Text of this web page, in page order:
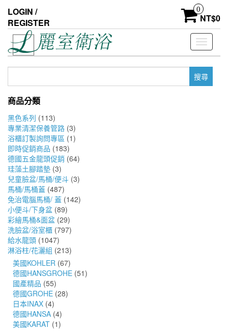
the
content
LOGIN /
REGISTER
0
NT$0
Toggle
鍵
商品分類
黑色系列 (113)
專業清潔保養管路 (3)
浴櫃訂製詢問專區 (1)
即時促銷商品 (183)
德國五金龍頭促銷 (64)
珪藻土腳踏墊 (3)
兒童臉盆/馬桶/便斗 (3)
馬桶/馬桶蓋 (487)
免治電腦馬桶/ 蓋 (142)
小便斗/下身盆 (89)
彩繪馬桶&面盆 (29)
洗臉盆/浴室櫃 (797)
給水龍頭 (1047)
淋浴柱/花灑組 (213)
美國KOHLER (67)
德國HANSGROHE (51)
國產精品 (55)
德國GROHE (28)
日本INAX (4)
德國HANSA (4)
美國KARAT (1)